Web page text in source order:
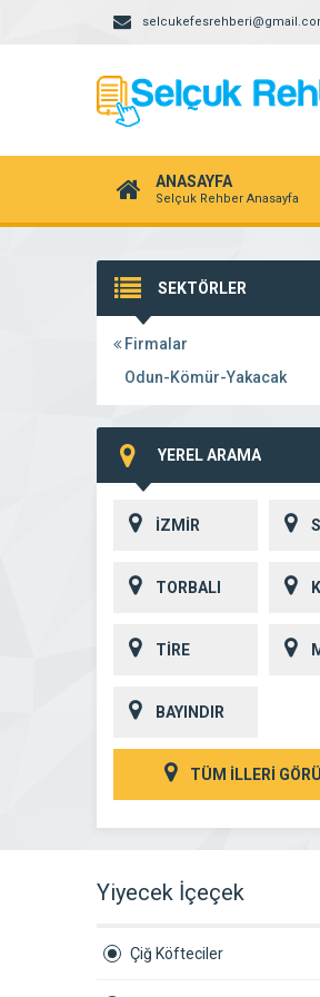
ANASAYFA
Selçuk Rehber Anasayfa
SEKTÖRLER
Firmalar
Odun-Kömür-Yakacak
YEREL ARAMA
İZMİR
TORBALI
TİRE
BAYINDIR
TÜM İLLERİ
Yiyecek İçeçek
Çiğ Köfteciler